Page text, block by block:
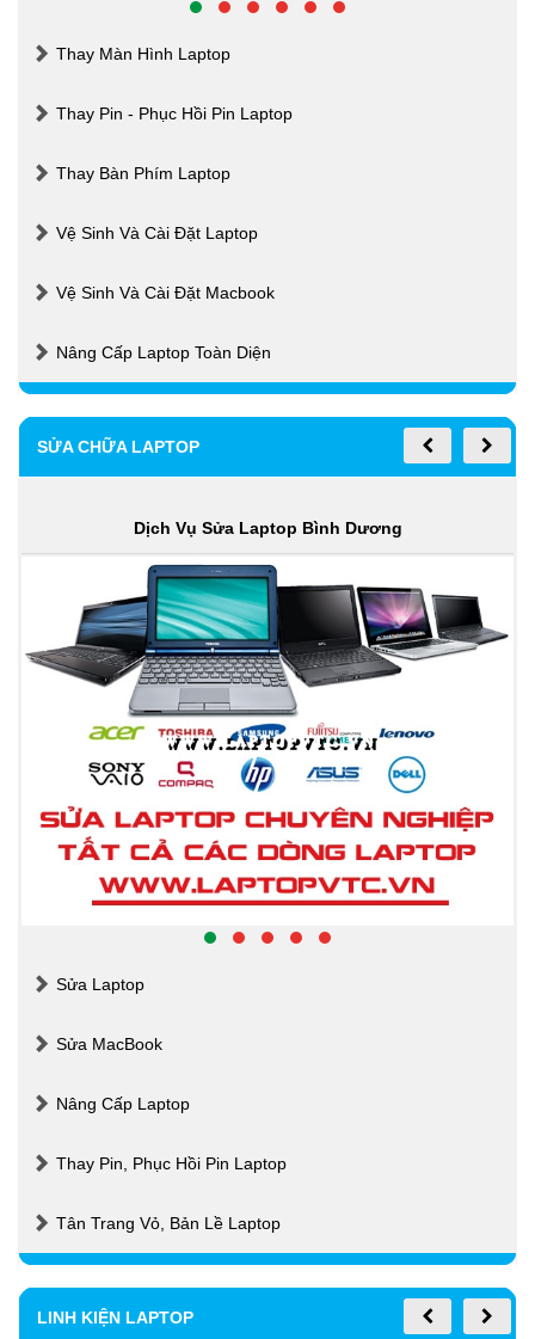
Thay Màn Hình Laptop
Thay Pin - Phục Hồi Pin Laptop
Thay Bàn Phím Laptop
Vệ Sinh Và Cài Đặt Laptop
Vệ Sinh Và Cài Đặt Macbook
Nâng Cấp Laptop Toàn Diện
SỬA CHỮA LAPTOP
Dịch Vụ Sửa Laptop Bình Dương
Sửa Laptop
Sửa MacBook
Nâng Cấp Laptop
Thay Pin, Phục Hồi Pin Laptop
Tân Trang Vỏ, Bản Lề Laptop
LINH KIỆN LAPTOP